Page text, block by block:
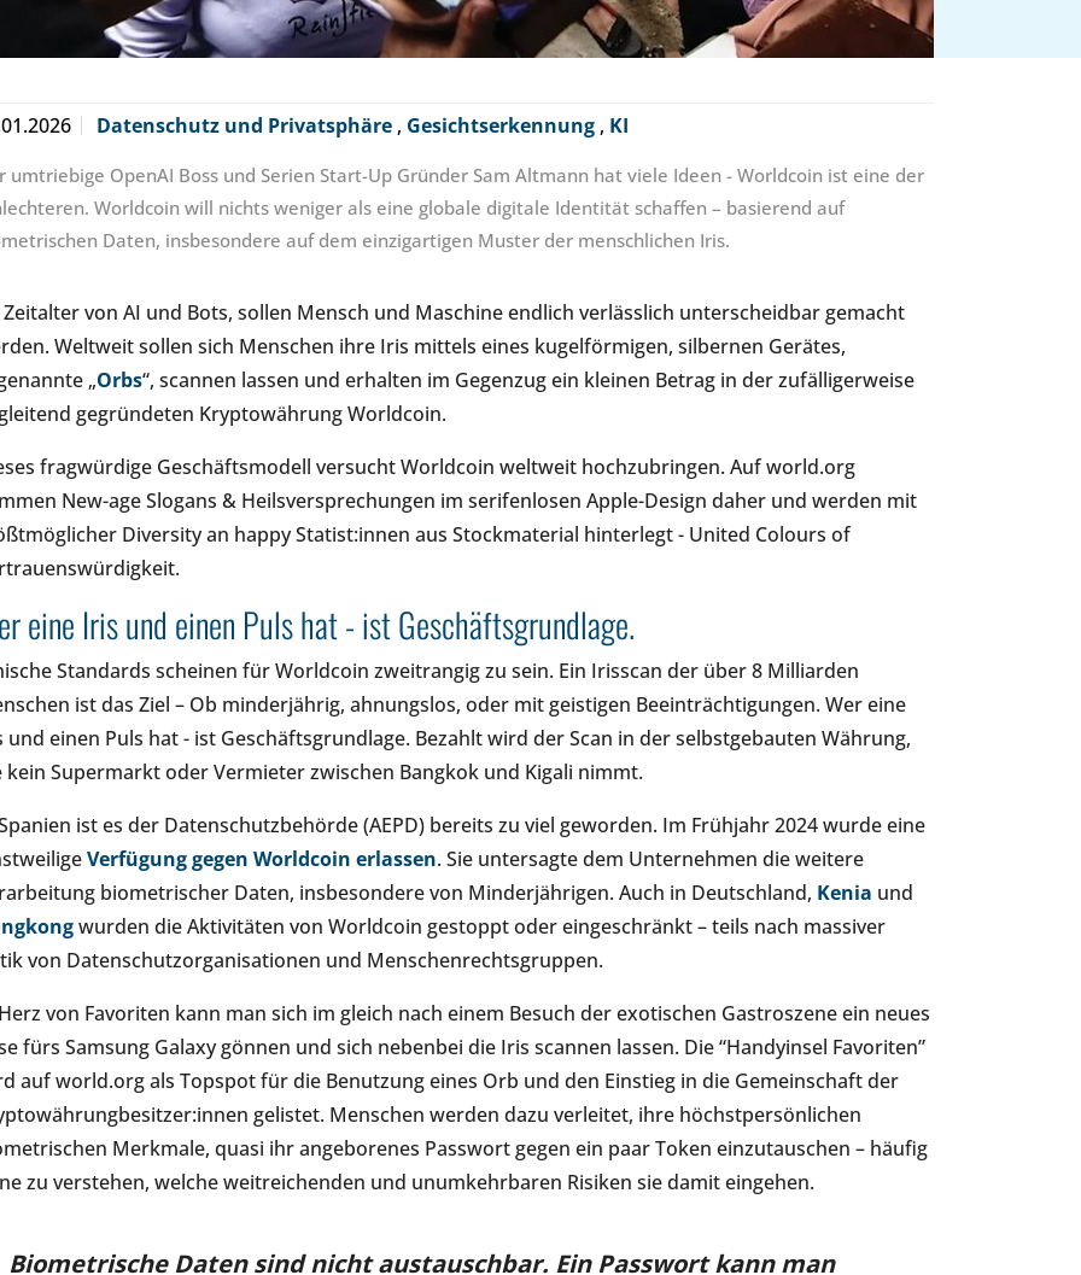
Datenschutz und Privatsphäre , Gesichtserkennung , KI
umtriebige OpenAI Boss und Serien Start-Up Gründer Sam Altmann hat viele Ideen - Worldcoin ist eine der
Worldcoin will nichts weniger als eine globale digitale Identität schaffen – basierend auf
Daten, insbesondere auf dem einzigartigen Muster der menschlichen Iris.
von AI und Bots, sollen Mensch und Maschine endlich verlässlich unterscheidbar gemacht
Weltweit sollen sich Menschen ihre Iris mittels eines kugelförmigen, silbernen Gerätes,
„Orbs“, scannen lassen und erhalten im Gegenzug ein kleinen Betrag in der zufälligerweise
gegründeten Kryptowährung Worldcoin.
fragwürdige Geschäftsmodell versucht Worldcoin weltweit hochzubringen. Auf world.org
New-age Slogans & Heilsversprechungen im serifenlosen Apple-Design daher und werden mit
Diversity an happy Statist:innen aus Stockmaterial hinterlegt - United Colours of
eine Iris und einen Puls hat - ist Geschäftsgrundlage.
Standards scheinen für Worldcoin zweitrangig zu sein. Ein Irisscan der über 8 Milliarden
ist das Ziel – Ob minderjährig, ahnungslos, oder mit geistigen Beeinträchtigungen. Wer eine
und einen Puls hat - ist Geschäftsgrundlage. Bezahlt wird der Scan in der selbstgebauten Währung,
kein Supermarkt oder Vermieter zwischen Bangkok und Kigali nimmt.
ist es der Datenschutzbehörde (AEPD) bereits zu viel geworden. Im Frühjahr 2024 wurde eine
Verfügung gegen Worldcoin erlassen. Sie untersagte dem Unternehmen die weitere
biometrischer Daten, insbesondere von Minderjährigen. Auch in Deutschland, Kenia und
wurden die Aktivitäten von Worldcoin gestoppt oder eingeschränkt – teils nach massiver
von Datenschutzorganisationen und Menschenrechtsgruppen.
von Favoriten kann man sich im gleich nach einem Besuch der exotischen Gastroszene ein neues
fürs Samsung Galaxy gönnen und sich nebenbei die Iris scannen lassen. Die “Handyinsel Favoriten”
auf world.org als Topspot für die Benutzung eines Orb und den Einstieg in die Gemeinschaft der
gelistet. Menschen werden dazu verleitet, ihre höchstpersönlichen
Merkmale, quasi ihr angeborenes Passwort gegen ein paar Token einzutauschen – häufig
zu verstehen, welche weitreichenden und unumkehrbaren Risiken sie damit eingehen.
Biometrische Daten sind nicht austauschbar. Ein Passwort kann man